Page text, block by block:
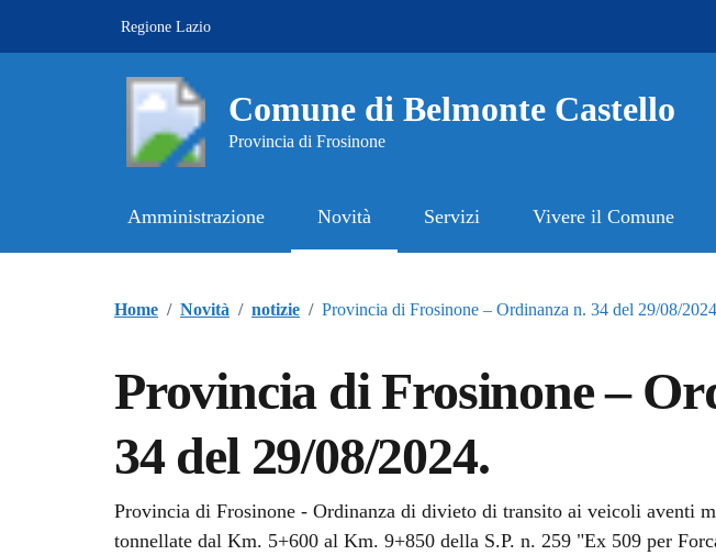
Regione Lazio
Comune di Belmonte Castello
Provincia di Frosinone
Amministrazione Novità Servizi Vivere il Comune
Home / Novità / notizie / Provincia di Frosinone – Ordinanza n. 34 del 29/08/
Provincia di Frosinone –
34 del 29/08/2024.
Dettagli della notizia
Provincia di Frosinone - Ordinanza di divieto di transito ai veicoli aventi
tonnellate dal Km. 5+600 al Km. 9+850 della S.P. n. 259 "Ex 509 per